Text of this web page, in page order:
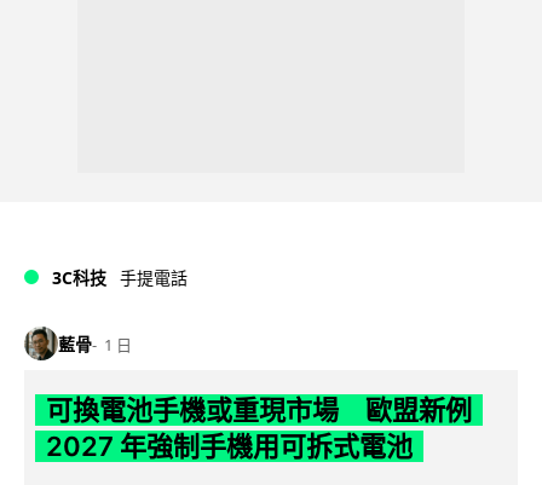
3C科技 手提電話
藍骨 1 日
可換電池手機或重現市場 歐盟新例
2027 年強制手機用可拆式電池